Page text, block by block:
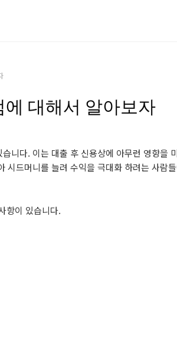
대해서 알아보자
니다. 이는 대출 후 신용상에 아무런 영향을
드머니를 늘려 수익을 극대화 하려는 사람
항이 있습니다.